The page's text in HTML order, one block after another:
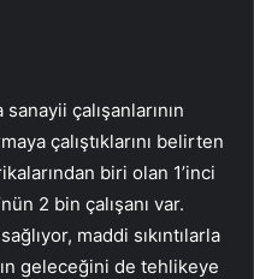
çalışanlarının
çalıştıklarını belirten
biri olan 1’inci
2 bin çalışanı var.
maddi sıkıntılarla
geleceğini de tehlikeye